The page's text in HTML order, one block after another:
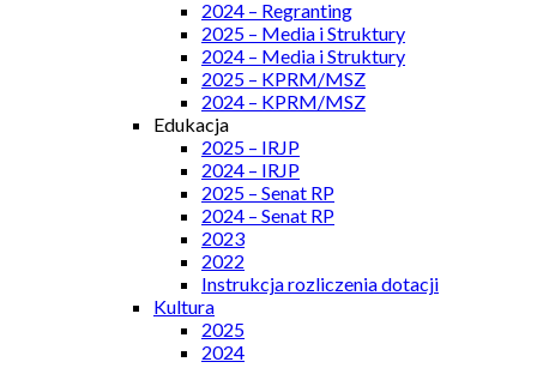
2024 – Regranting
2025 – Media i Struktury
2024 – Media i Struktury
2025 – KPRM/MSZ
2024 – KPRM/MSZ
Edukacja
2025 – IRJP
2024 – IRJP
2025 – Senat RP
2024 – Senat RP
2023
2022
Instrukcja rozliczenia dotacji
Kultura
2025
2024